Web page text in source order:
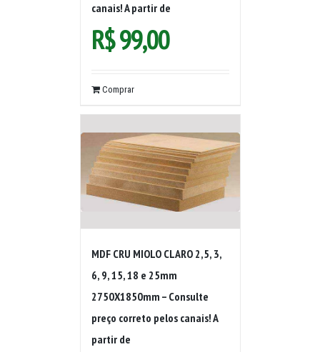
canais! A partir de
R$99,00
Comprar
MDF CRU MIOLO CLARO 2,5, 3,
6, 9, 15, 18 e 25mm
2750X1850mm – Consulte
preço correto pelos canais! A
partir de